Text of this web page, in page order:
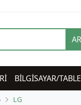
BİLGİSAYAR/
LG